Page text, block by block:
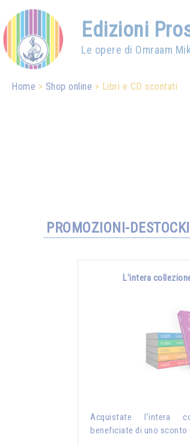
Edizioni
Le opere di Omraam
Home Shop online Libri e CD scontati
PROMOZIONI-
L'intera
Acquistate l'intera
beneficiate di uno sconto